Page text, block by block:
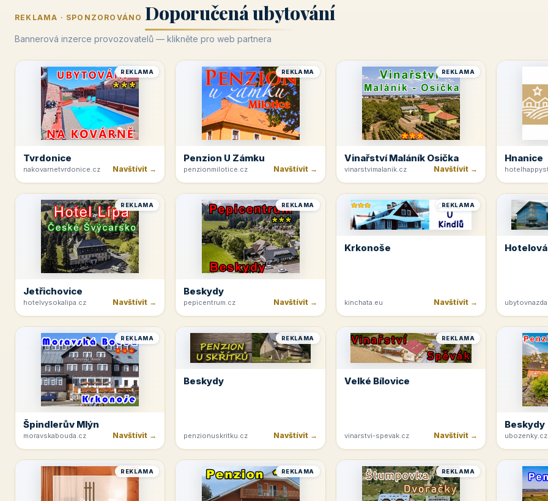
REKLAMA · SPONZOROVÁNO Doporučená ubytování
Bannerová inzerce provozovatelů — klikněte pro web partnera
REKLAMA
Tvrdonice
nakovarnetvrdonice.cz Navštívit →
REKLAMA
Penzion U Zámku
penzionmilotice.cz Navštívit →
REKLAMA
Vinařství Maláník Osička
vinarstvimalanik.cz Navštívit →
Hnanice
REKLAMA
Jetřichovice
hotelvysokalipa.cz Navštívit →
REKLAMA
Beskydy
pepicentrum.cz Navštívit →
REKLAMA
Krkonoše
kinchata.eu Navštívit →
REKLAMA
Špindlerův Mlýn
moravskabouda.cz Navštívit →
REKLAMA
Beskydy
penzionuskritku.cz Navštívit →
REKLAMA
Velké Bílovice
vinarstvi-spevak.cz Navštívit →
Beskydy
ubozenky.cz
REKLAMA REKLAMA REKLAMA